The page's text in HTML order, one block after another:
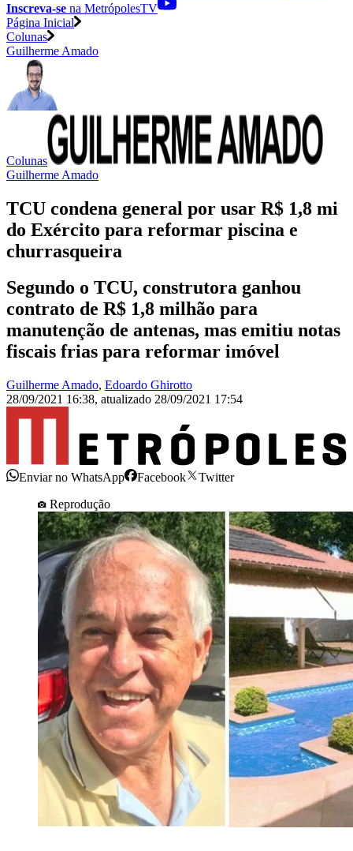
Inscreva-se na MetrópolesTV
Página Inicial
Colunas
Guilherme Amado
Colunas
Guilherme Amado
TCU condena general por usar R$ 1,8 mi
do Exército para reformar piscina e
churrasqueira
Segundo o TCU, construtora ganhou
contrato de R$ 1,8 milhão para
manutenção de antenas, mas emitiu notas
fiscais frias para reformar imóvel
Guilherme Amado, Edoardo Ghirotto
28/09/2021 16:38, atualizado 28/09/2021 17:54
Enviar no WhatsApp Facebook
Twitter
Reprodução